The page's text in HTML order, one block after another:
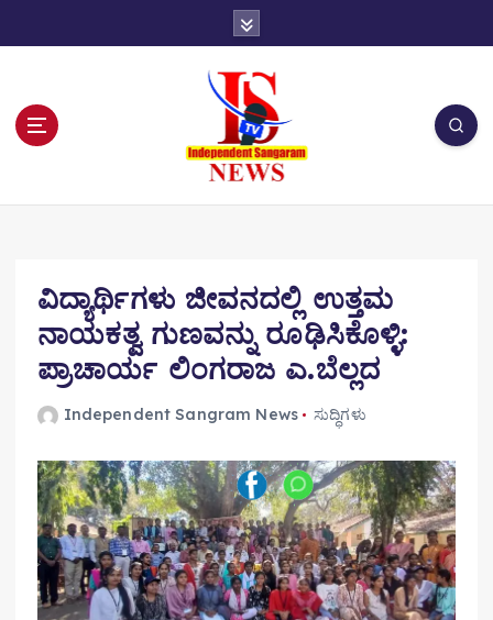
ವಿದ್ಯಾರ್ಥಿಗಳು ಜೀವನದಲ್ಲಿ ಉತ್ತಮ
ನಾಯಕತ್ವ ಗುಣವನ್ನು ರೂಢಿಸಿಕೊಳ್ಳಿ:
ಪ್ರಾಚಾರ್ಯ ಲಿಂಗರಾಜ ಎ.ಬೆಲ್ಲದ
Independent Sangram News ಸುದ್ಧಿಗಳು